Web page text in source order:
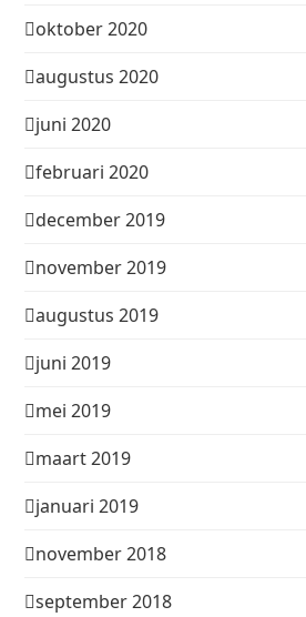
oktober 2020
augustus 2020
juni 2020
februari 2020
december 2019
november 2019
augustus 2019
juni 2019
mei 2019
maart 2019
januari 2019
november 2018
september 2018